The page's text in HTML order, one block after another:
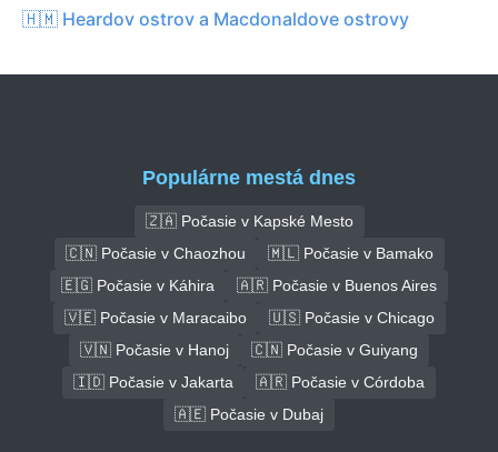
🇭🇲 Heardov ostrov a Macdonaldove ostrovy
Populárne mestá dnes
🇿🇦 Počasie v Kapské Mesto
🇨🇳 Počasie v Chaozhou
🇲🇱 Počasie v Bamako
🇪🇬 Počasie v Káhira
🇦🇷 Počasie v Buenos Aires
🇻🇪 Počasie v Maracaibo
🇺🇸 Počasie v Chicago
🇻🇳 Počasie v Hanoj
🇨🇳 Počasie v Guiyang
🇮🇩 Počasie v Jakarta
🇦🇷 Počasie v Córdoba
🇦🇪 Počasie v Dubaj